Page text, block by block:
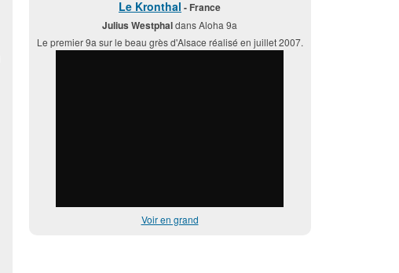
Le Kronthal - France
Julius Westphaldans Aloha 9a
Le premier 9a sur le beau grès d'Alsace réalisé en juillet 2007.
Voir en grand